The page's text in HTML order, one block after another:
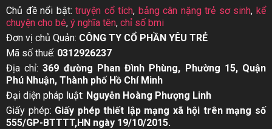
Chủ đề nổi bật:truyện cổ tích, bảng cân nặng trẻ sơ sinh,kể
chuyện cho bé, ý nghĩa tên, chỉ số bmi
Đơn vị chủ Quản: CÔNG TY CỔ PHẦN YÊU TRẺ
Mã số thuế: 0312926237
Địa chỉ:369 đường Phan Đình Phùng, Phường 15, Quận
Phú Nhuận, Thành phố Hồ Chí Minh
Đại diện pháp luật: Nguyễn Hoàng Phượng Linh
Giấy phép: Giấy phép thiết lập mạng xã hội trên mạng số
555/GP-BTTTT,HN ngày 19/10/2015.